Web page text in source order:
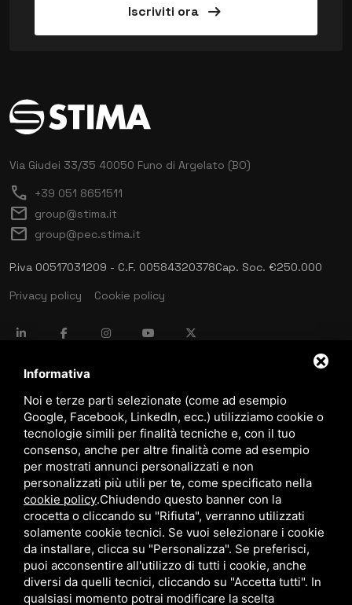
Iscriviti ora arrow_right_alt
Via Giudei 33/35 40050 Funo di Argelato (BO)
call +39 051 8651511
mail group@stima.it
mail group@pec.stima.it
P.iva 00517031209 - C.F. 00584320378Cap. Soc. €250.000
Privacy policy
Cookie policy
language ITALIANO
download Catalogo Stima
download Politica qualità e sicurezza
Questo sito è protetto da Google reCAPTCHA v3,Privacy Policy
Informativa
Noi e terze parti selezionate (come ad esempio
Google, Facebook, LinkedIn, ecc.) utilizziamo cookie o
tecnologie simili per finalità tecniche e, con il tuo
consenso, anche per altre finalità come ad esempio
per mostrati annunci personalizzati e non
personalizzati più utili per te, come specificato nella
cookie policy.Chiudendo questo banner con la
crocetta o cliccando su "Rifiuta", verranno utilizzati
solamente cookie tecnici. Se vuoi selezionare i cookie
da installare, clicca su "Personalizza". Se preferisci,
puoi acconsentire all'utilizzo di tutti i cookie, anche
diversi da quelli tecnici, cliccando su "Accetta tutti". In
qualsiasi momento potrai modificare la scelta